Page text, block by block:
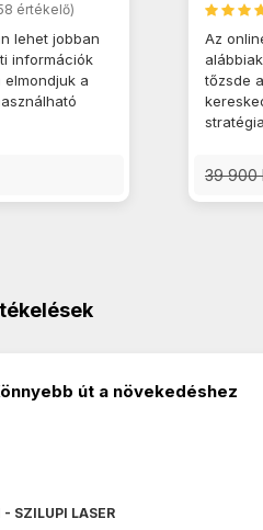
értékelő)
lehet jobban
információk
a
Az
tőzsde
39 900
út a növekedéshez
SZILUPI LASER